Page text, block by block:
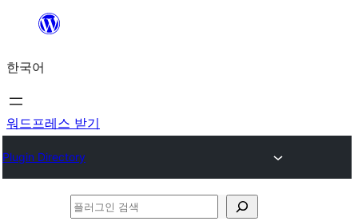
츠
로
바
가
한국어
워드프레스 받기
Plugin Directory
플